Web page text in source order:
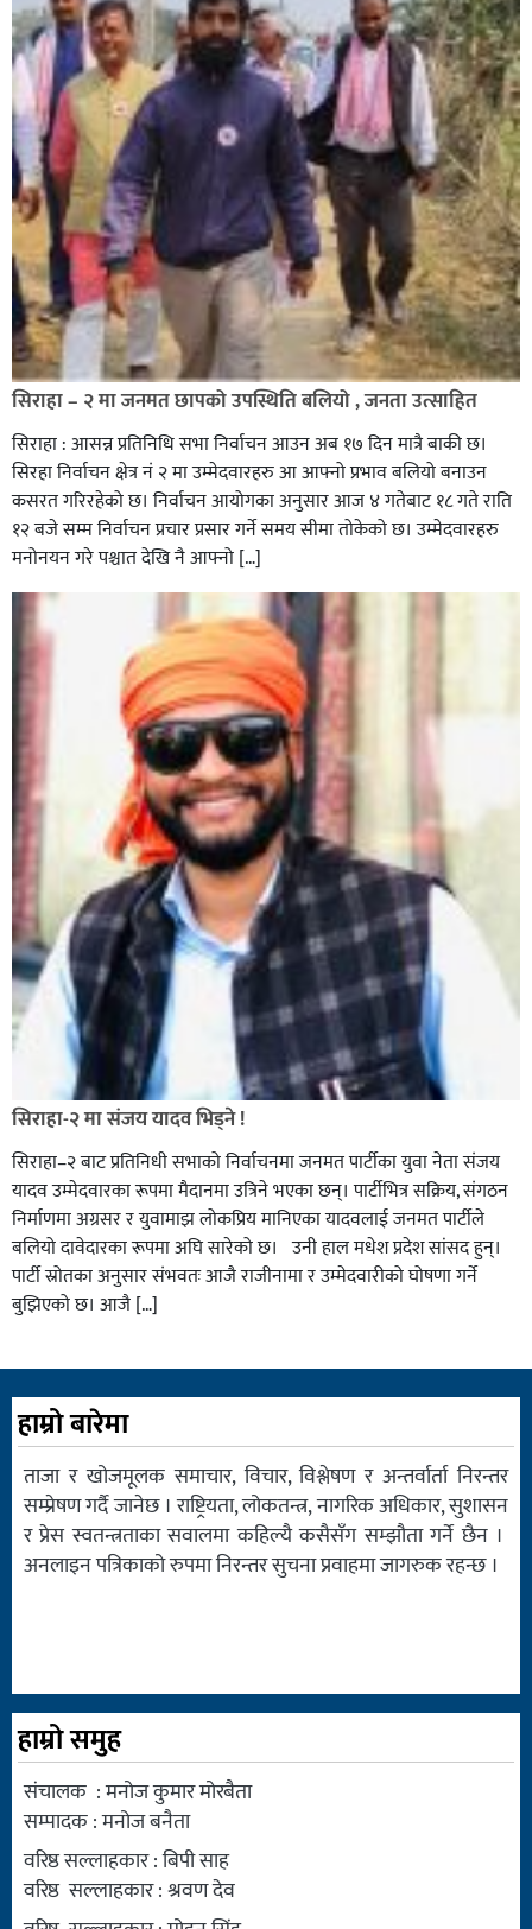
सिराहा – २ मा जनमत छापको उपस्थिति बलियो , जनता उत्साहित
सिराहा : आसन्न प्रतिनिधि सभा निर्वाचन आउन अब १७ दिन मात्रै बाकी छ।
सिरहा निर्वाचन क्षेत्र नं २ मा उम्मेदवारहरु आ आफ्नो प्रभाव बलियो बनाउन
कसरत गरिरहेको छ। निर्वाचन आयोगका अनुसार आज ४ गतेबाट १८ गते राति
१२ बजे सम्म निर्वाचन प्रचार प्रसार गर्ने समय सीमा तोकेको छ। उम्मेदवारहरु
मनोनयन गरे पश्चात देखि नै आफ्नो […]
सिराहा-२ मा संजय यादव भिड्ने !
सिराहा–२ बाट प्रतिनिधी सभाको निर्वाचनमा जनमत पार्टीका युवा नेता संजय
यादव उम्मेदवारका रूपमा मैदानमा उत्रिने भएका छन्। पार्टीभित्र सक्रिय, संगठन
निर्माणमा अग्रसर र युवामाझ लोकप्रिय मानिएका यादवलाई जनमत पार्टीले
बलियो दावेदारका रूपमा अघि सारेको छ। उनी हाल मधेश प्रदेश सांसद हुन्।
पार्टी स्रोतका अनुसार संभवतः आजै राजीनामा र उम्मेदवारीको घोषणा गर्ने
बुझिएको छ। आजै […]
हाम्रो बारेमा
ताजा र खोजमूलक समाचार, विचार, विश्लेषण र अन्तर्वार्ता निरन्तर
सम्प्रेषण गर्दै जानेछ । राष्ट्रियता, लोकतन्त्र, नागरिक अधिकार, सुशासन
र प्रेस स्वतन्त्रताका सवालमा कहिल्यै कसैसँग सम्झौता गर्ने छैन ।
अनलाइन पत्रिकाको रुपमा निरन्तर सुचना प्रवाहमा जागरुक रहन्छ ।
हाम्रो समुह
संचालक : मनोज कुमार मोरबैता
सम्पादक : मनोज बनैता
वरिष्ठ सल्लाहकार : बिपी साह
वरिष्ठ सल्लाहकार : श्रवण देव